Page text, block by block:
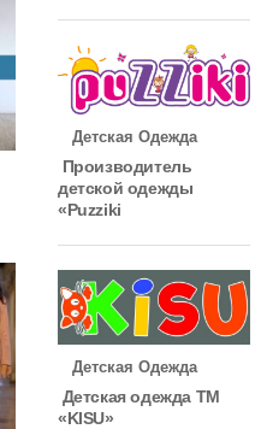
Детская Одежда
Производитель
детской одежды
«Puzziki
Детская Одежда
Детская одежда ТМ
«KISU»